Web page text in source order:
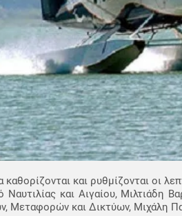
και ρυθμίζονται οι
και Αιγαίου, Μιλτιάδη
Μεταφορών και Δικτύων, Μιχάλη